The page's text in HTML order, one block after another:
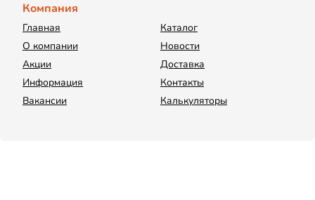
Компания
Главная
Каталог
О компании
Новости
Акции
Доставка
Информация
Контакты
Вакансии
Калькуляторы